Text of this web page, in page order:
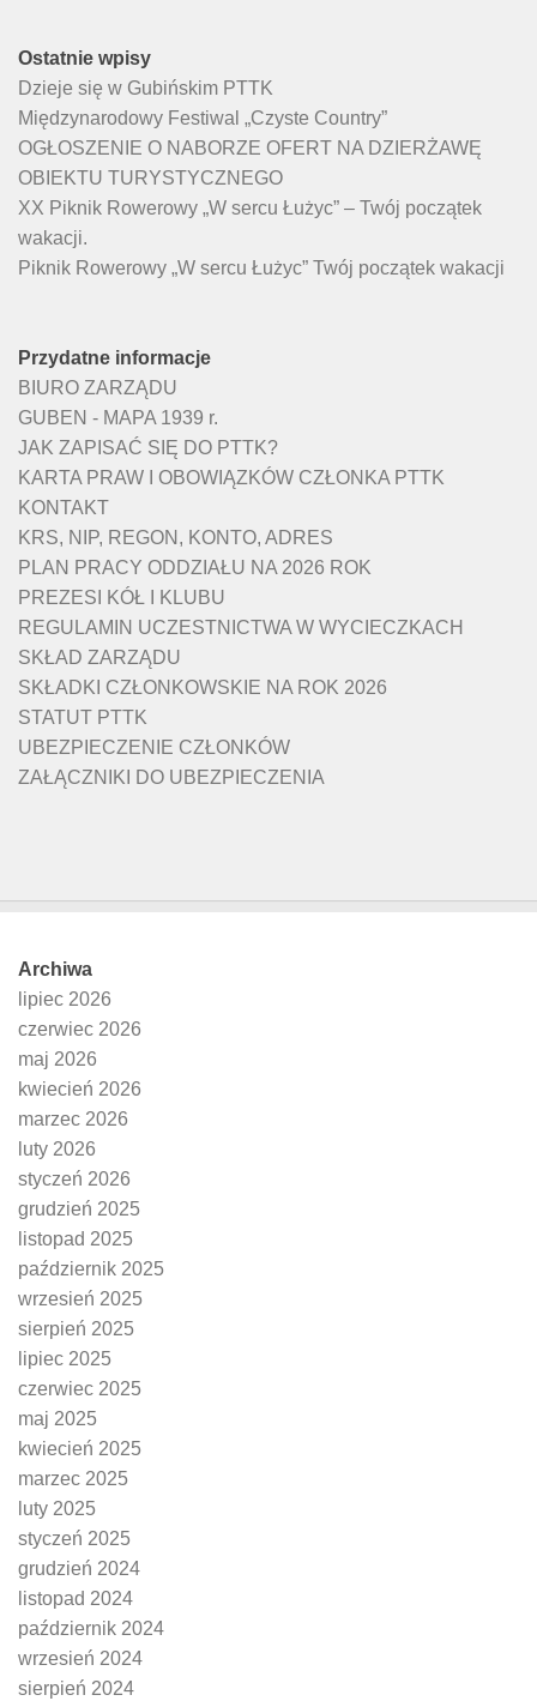
Ostatnie wpisy
Dzieje się w Gubińskim PTTK
Międzynarodowy Festiwal „Czyste Country”
OGŁOSZENIE O NABORZE OFERT NA DZIERŻAWĘ
OBIEKTU TURYSTYCZNEGO
XX Piknik Rowerowy „W sercu Łużyc” – Twój początek
wakacji.
Piknik Rowerowy „W sercu Łużyc” Twój początek wakacji
Przydatne informacje
BIURO ZARZĄDU
GUBEN - MAPA 1939 r.
JAK ZAPISAĆ SIĘ DO PTTK?
KARTA PRAW I OBOWIĄZKÓW CZŁONKA PTTK
KONTAKT
KRS, NIP, REGON, KONTO, ADRES
PLAN PRACY ODDZIAŁU NA 2026 ROK
PREZESI KÓŁ I KLUBU
REGULAMIN UCZESTNICTWA W WYCIECZKACH
SKŁAD ZARZĄDU
SKŁADKI CZŁONKOWSKIE NA ROK 2026
STATUT PTTK
UBEZPIECZENIE CZŁONKÓW
ZAŁĄCZNIKI DO UBEZPIECZENIA
Archiwa
lipiec 2026
czerwiec 2026
maj 2026
kwiecień 2026
marzec 2026
luty 2026
styczeń 2026
grudzień 2025
listopad 2025
październik 2025
wrzesień 2025
sierpień 2025
lipiec 2025
czerwiec 2025
maj 2025
kwiecień 2025
marzec 2025
luty 2025
styczeń 2025
grudzień 2024
listopad 2024
październik 2024
wrzesień 2024
sierpień 2024